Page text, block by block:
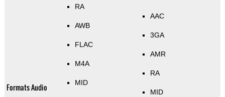
Formats Audio
RA
AWB
FLAC
M4A
MID
AAC
3GA
AMR
RA
MID